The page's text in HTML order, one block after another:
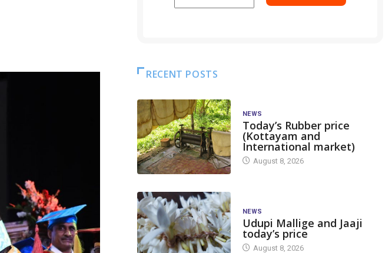
RECENT POSTS
NEWS
Today’s Rubber price
(Kottayam and
International market)
August 8, 2026
NEWS
Udupi Mallige and Jaaji
today’s price
August 8, 2026